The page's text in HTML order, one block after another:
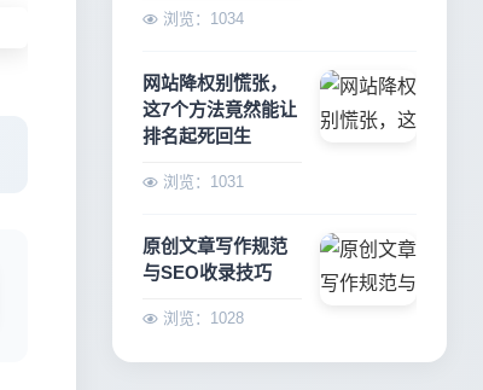
浏览：1034
网站降权别慌张，
这7个方法竟然能让
排名起死回生
浏览：1031
原创文章写作规范
与SEO收录技巧
浏览：1028